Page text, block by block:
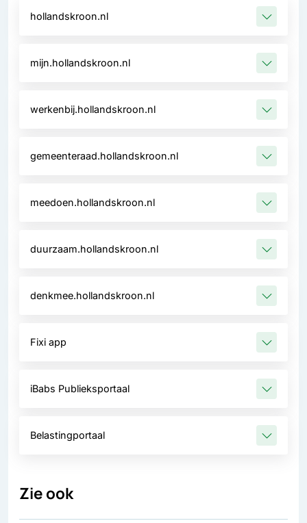
hollandskroon.nl
mijn.hollandskroon.nl
werkenbij.hollandskroon.nl
gemeenteraad.hollandskroon.nl
meedoen.hollandskroon.nl
duurzaam.hollandskroon.nl
denkmee.hollandskroon.nl
Fixi app
iBabs Publieksportaal
Belastingportaal
Zie ook